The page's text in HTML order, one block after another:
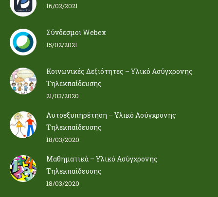
16/02/2021
Σύνδεσμοι Webex
15/02/2021
Κοινωνικές Δεξιότητες – Υλικό Ασύγχρονης
Τηλεκπαίδευσης
21/03/2020
Αυτοεξυπηρέτηση – Υλικό Ασύγχρονης
Τηλεκπαίδευσης
18/03/2020
Μαθηματικά – Υλικό Ασύγχρονης
Τηλεκπαίδευσης
18/03/2020